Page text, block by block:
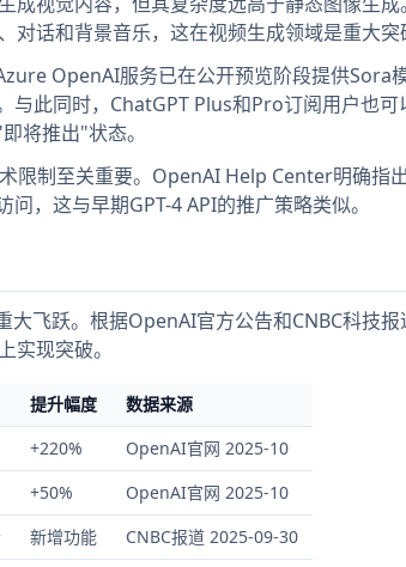
话和背景音乐，这在视频生成领域是重大突
OpenAI服务已在公开预览阶段提供Sora
与此同时，ChatGPT Plus和Pro订阅用户也可
将推出"状态。
限制至关重要。OpenAI Help Center明确指
，这与早期GPT-4 API的推广策略类似。
飞跃。根据OpenAI官方公告和CNBC科技报
实现突破。
提升幅度
数据来源
+220%
OpenAI官网 2025-10
+50%
OpenAI官网 2025-10
新增功能
CNBC报道 2025-09-30